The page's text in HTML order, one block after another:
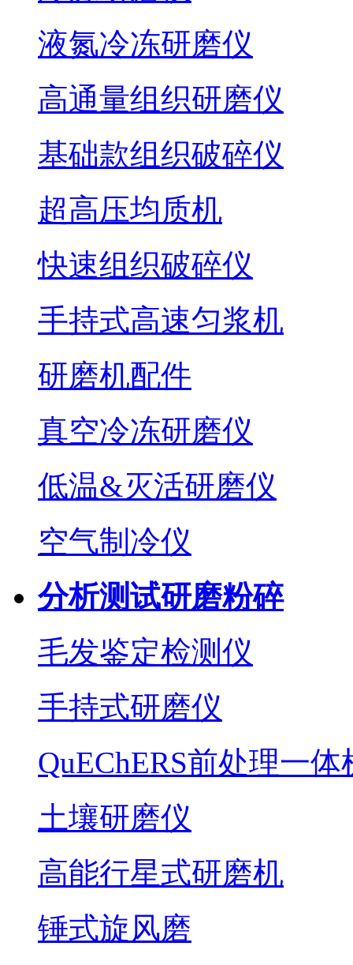
液氮冷冻研磨仪
高通量组织研磨仪
基础款组织破碎仪
超高压均质机
快速组织破碎仪
手持式高速匀浆机
研磨机配件
真空冷冻研磨仪
低温&灭活研磨仪
空气制冷仪
分析测试研磨粉碎
毛发鉴定检测仪
手持式研磨仪
QuEChERS前处理一体
土壤研磨仪
高能行星式研磨机
锤式旋风磨